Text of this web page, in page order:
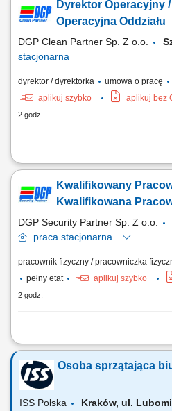
organizowanie prezentacji oraz szkoleń
trwałych relacji z partnerami
Dyrektor Operacyjny
Operacyjna Oddziału
DGP Clean Partner Sp. Z o.o.
stacjonarna
dyrektor / dyrektorka umowa o pracę
aplikuj szybko
aplikuj bez
2 godz.
Biuro oddziału w Szczecinie Zakres
działalnością oddziału świadczącego
zadań należeć będzie: planowanie,
Kwalifikowany
Kwalifikowana
DGP Security Partner Sp. Z o.o.
praca stacjonarna
pracownik fizyczny / pracowniczka
pełny etat
aplikuj szybko
2 godz.
Do Twoich zadań będzie należeć:
zapewnienie bezpieczeństwa osób i
wymagające interwencji zgodnie z
Osoba sprzątająca
ISS Polska Kraków, ul.